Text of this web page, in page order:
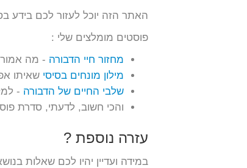
האתר הזה יוכל לעזור לכם בידע
פוסטים מומלצים שלי :
מחזור חיי הדבורה - מה
מילון מונחים בסיסי שאיתו
שלבי החיים של הדבורה -
והכי חשוב, לדעתי, סדרת
עזרה נוספת ?
במידה ועדיין יהיו לכם שאלות